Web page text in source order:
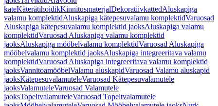
kateKäterätihoidikKinnitusmaterjalDekoratiivkattedAluskapiga
valamu komplektidAluskapiga kätepesuvalamu komplektidVaruosad
Aluskapiga kätepesuvalamu komplektid jaoksAluskapiga valamu
komplektidVaruosad Aluskapiga valamu komplektid
jaoksAluskapiga mööbelvalamu komplektidVaruosad Aluskapiga
mööbelvalamu komplektid jaoksAluskapiga integreeritava valamu
komplektidVaruosad Aluskapiga integreeritava valamu komplektid
jaoksVannitoamööbelValamu aluskapidVaruosad Valamu aluskapid
jaoksKätepesuvalamuteleVaruosad Kätepesuvalamutele
jaoksValamuteleVaruosad Valamutele
jaoksTopeltvalamuteleVaruosad Topeltvalamutele